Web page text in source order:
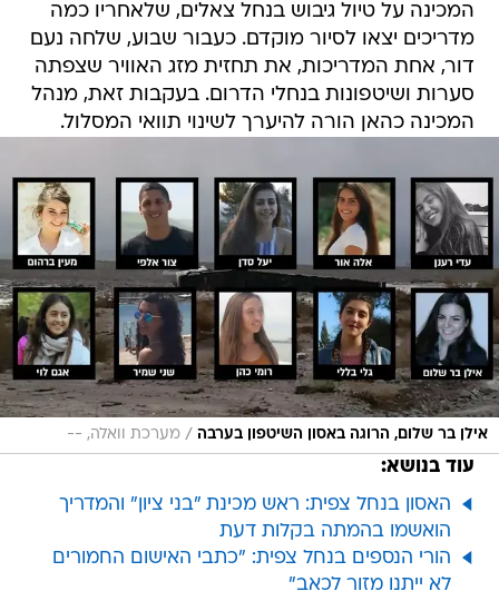
המכינה על טיול גיבוש בנחל צאלים, שלאחריו כמה
מדריכים יצאו לסיור מוקדם. כעבור שבוע, שלחה נעם
דור, אחת המדריכות, את תחזית מזג האוויר שצפתה
סערות ושיטפונות בנחלי הדרום. בעקבות זאת, מנהל
המכינה כהאן הורה להיערך לשינוי תוואי המסלול.
אילן בר שלום, הרוגה באסון השיטפון בערבה / מערכת וואלה, --
עוד בנושא:
האסון בנחל צפית: ראש מכינת "בני ציון" והמדריך
הואשמו בהמתה בקלות דעת
הורי הנספים בנחל צפית: "כתבי האישום החמורים
לא ייתנו מזור לכאב"